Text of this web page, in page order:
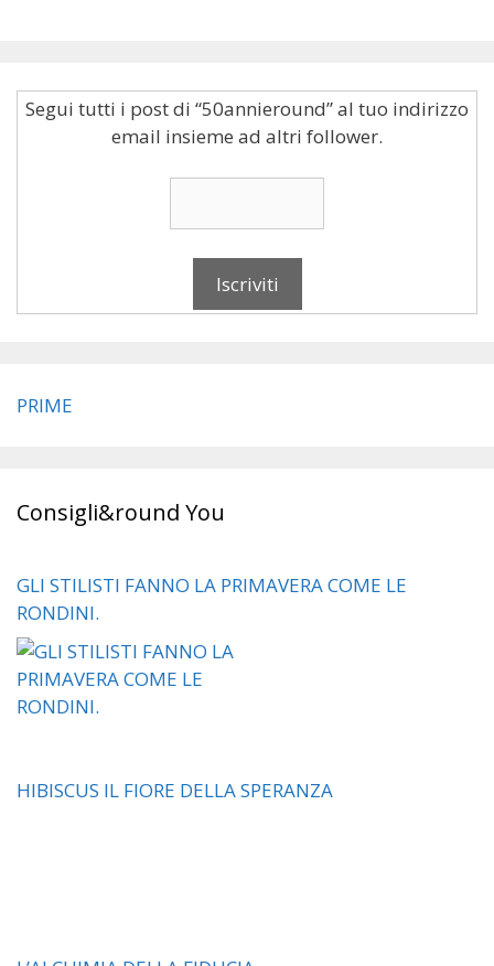
Segui tutti i post di “50annieround” al tuo indirizzo
email insieme ad altri follower.
PRIME
Consigli&round You
GLI STILISTI FANNO LA PRIMAVERA COME LE
RONDINI.
HIBISCUS IL FIORE DELLA SPERANZA